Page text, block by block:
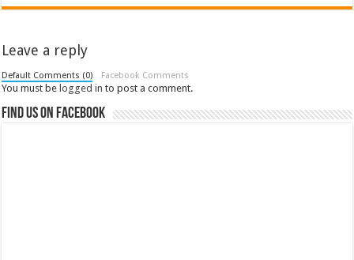
Leave a reply
Default Comments (0) Facebook Comments
You must be logged in to post a comment.
Find us on Facebook